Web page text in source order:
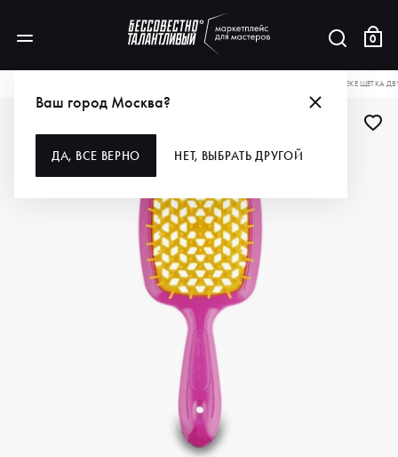
0
Ваш город Москва?
ДА, ВСЕ ВЕРНО НЕТ, ВЫБРАТЬ ДРУГОЙ
JANEKE ЩЕТКА